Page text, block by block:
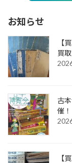
お知らせ
【
買
古
催！
【